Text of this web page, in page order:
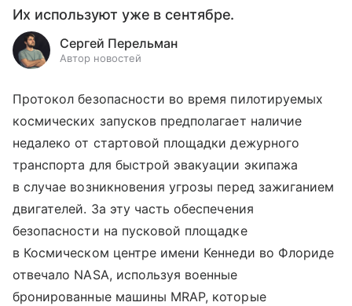
Их используют уже в сентябре.
Сергей Перельман
Автор новостей
Протокол безопасности во время пилотируемых
космических запусков предполагает наличие
недалеко от стартовой площадки дежурного
транспорта для быстрой эвакуации экипажа
в случае возникновения угрозы перед зажиганием
двигателей. За эту часть обеспечения
безопасности на пусковой площадке
в Космическом центре имени Кеннеди во Флориде
отвечало NASA, используя военные
бронированные машины MRAP, которые